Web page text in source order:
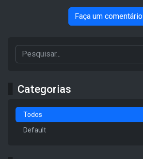
Faça um comentário
Categorias
Todos
Default